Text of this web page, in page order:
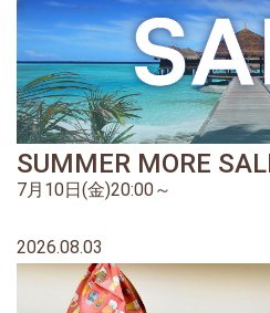
SUMMER MORE
7月10日(金)20:00～
2026.08.03